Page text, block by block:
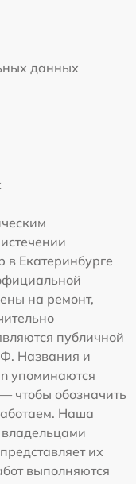
данных
в Екатеринбурге
на ремонт,
публичной
Названия и
упоминаются
чтобы обозначить
Наша
их
выполняются